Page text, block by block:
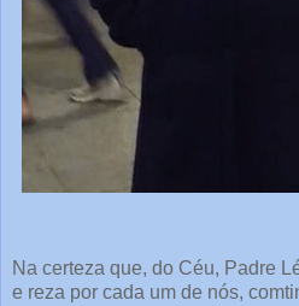
Na certeza que, do Céu, Padre
e reza por cada um de nós,